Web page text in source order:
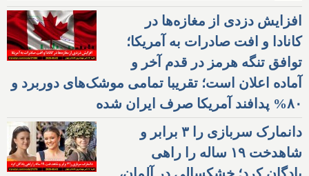
افزایش دزدی از مغازه‌ها در
کانادا و افت صادرات به آمریکا؛
توافق تنگه هرمز در قدم آخر و
آماده اعلان است؛ تقریبا تمامی موشک‌های دوربرد و
۸۰% پدافند آمریکا صرف ایران شده
دانمارک سربازی را ۳ برابر و
شاهدخت ۱۹ ساله را راهی